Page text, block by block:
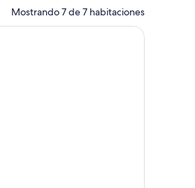
Mostrando 7 de 7 habitaciones
un banco de madera, una mesa redonda
Habitación de hotel con cama doble,